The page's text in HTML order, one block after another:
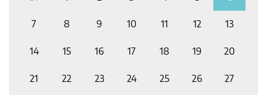
7 8 9 10 11 12 13
14 15 16 17 18 19 20
21 22 23 24 25 26 27